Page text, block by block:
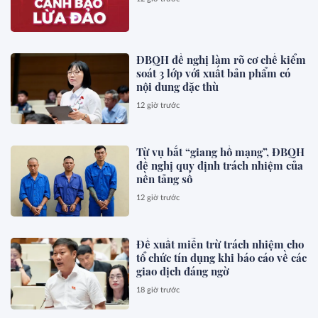
ĐBQH đề nghị làm rõ cơ chế kiểm
soát 3 lớp với xuất bản phẩm có
nội dung đặc thù
12 giờ trước
Từ vụ bắt “giang hồ mạng”, ĐBQH
đề nghị quy định trách nhiệm của
nền tảng số
12 giờ trước
Đề xuất miễn trừ trách nhiệm cho
tổ chức tín dụng khi báo cáo về các
giao dịch đáng ngờ
18 giờ trước